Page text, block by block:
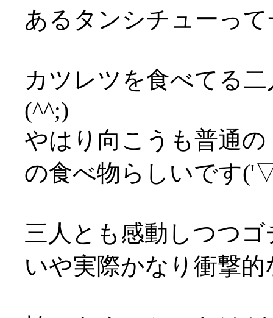
あるタンシチューっ
カツレツを食べてる
(^^;)
やはり向こうも普通
の食べ物らしいです
三人とも感動しつつ
いや実際かなり衝撃